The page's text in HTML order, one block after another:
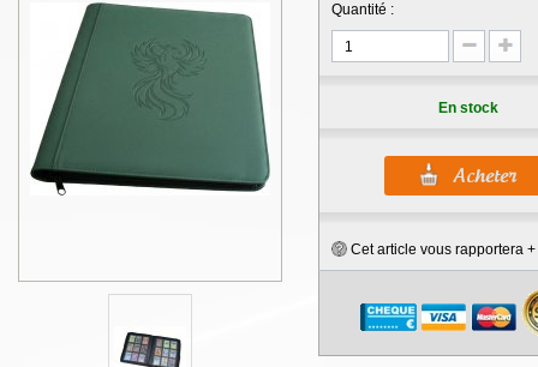
Quantité :
En stock
Cet article vous rapportera +